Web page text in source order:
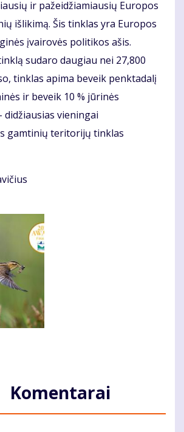
ir pažeidžiamiausių Europos
išlikimą. Šis tinklas yra Europos
įvairovės politikos ašis.
sudaro daugiau nei 27,800
tinklas apima beveik penktadalį
ir beveik 10 % jūrinės
vieningai
gamtinių teritorijų tinklas
Komentarai